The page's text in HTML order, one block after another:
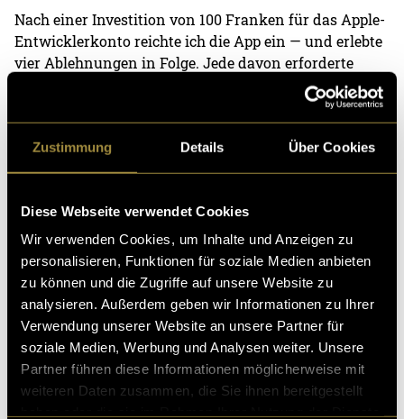
Zustimmung Details Über Cookies
Diese Webseite verwendet Cookies
Wir verwenden Cookies, um Inhalte und Anzeigen zu
personalisieren, Funktionen für soziale Medien anbieten
zu können und die Zugriffe auf unsere Website zu
analysieren. Außerdem geben wir Informationen zu Ihrer
Verwendung unserer Website an unsere Partner für
soziale Medien, Werbung und Analysen weiter. Unsere
Partner führen diese Informationen möglicherweise mit
weiteren Daten zusammen, die Sie ihnen bereitgestellt
Nach einer Investition von 100 Franken für das Apple-
Entwicklerkonto reichte ich die App ein — und erlebte
vier Ablehnungen in Folge. Jede davon erforderte
Einreichungsversuch, was sich als echte Geduldsprobe
erwies. Umso befriedigender war es, als die App
schliesslichim App Store erschien
heruntergeladen werden konnte.
Für das Marketing richtete ich einen
Accountein und investierte zehn Franken in
Werbeanzeigen, zusätzlich zu bezahlten Platzierungen
im App Store selbst. In mehreren kleineren Updates
und einer grundlegend überarbeiteten Version 2.0
verbesserte ich Aufbau und Darstellung der App
wesentlich und ergänzte neue Funktionen.
(mbi)